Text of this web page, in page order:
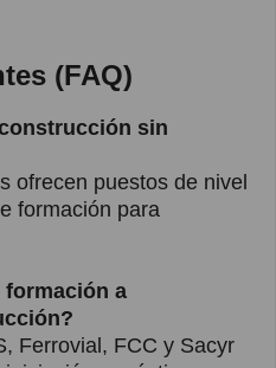
(FAQ)
sin
ofrecen puestos de nivel
formación para
formación a
Ferrovial, FCC y Sacyr